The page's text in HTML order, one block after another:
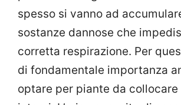
spesso si vanno ad
sostanze dannose che
corretta respirazione. Per
di fondamentale importanza
optare per piante da